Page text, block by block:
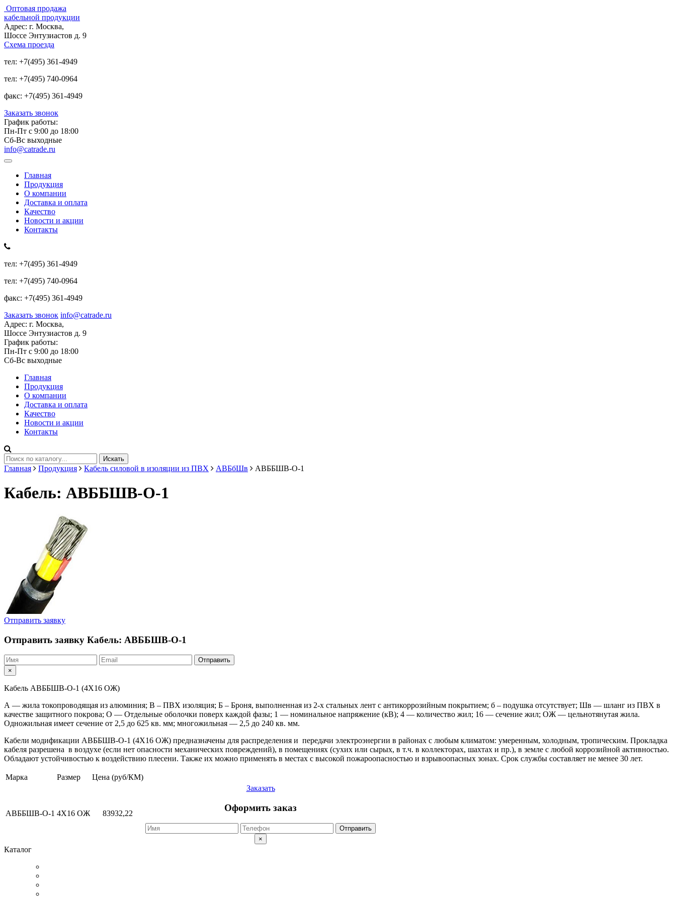
Оптовая продажа
кабельной продукции
Адрес: г. Москва,
Шоссе Энтузиастов д. 9
Схема проезда
тел: +7(495) 361-4949
тел: +7(495) 740-0964
факс: +7(495) 361-4949
Заказать звонок
График работы:
Пн-Пт с 9:00 до 18:00
Сб-Вс выходные
info@catrade.ru
Главная
Продукция
О компании
Доставка и оплата
Качество
Новости и акции
Контакты
тел: +7(495) 361-4949
тел: +7(495) 740-0964
факс: +7(495) 361-4949
Заказать звонок info@catrade.ru
Адрес: г. Москва,
Шоссе Энтузиастов д. 9
График работы:
Пн-Пт с 9:00 до 18:00
Сб-Вс выходные
Главная
Продукция
О компании
Доставка и оплата
Качество
Новости и акции
Контакты
Искать
Главная Продукция Кабель силовой в изоляции из ПВХ АВБбШв АВББШВ-О-1
Кабель: АВББШВ-О-1
Отправить заявку
Отправить заявку Кабель: АВББШВ-О-1
Отправить
×
Кабель АВББШВ-О-1 (4Х16 ОЖ)
А — жила токопроводящая из алюминия; В – ПВХ изоляция; Б – Броня, выполненная из 2-х стальных лент с антикоррозийным покрытием; б – подушка отсутствует; Шв — шланг из ПВХ в
качестве защитного покрова; О — Отдельные оболочки поверх каждой фазы; 1 — номинальное напряжение (кВ); 4 — количество жил; 16 — сечение жил; ОЖ — цельнотянутая жила.
Одножильная имеет сечение от 2,5 до 625 кв. мм; многожильная — 2,5 до 240 кв. мм.
Кабели модификации АВББШВ-О-1 (4Х16 ОЖ) предназначены для распределения и передачи электроэнергии в районах с любым климатом: умеренным, холодным, тропическим. Прокладка
кабеля разрешена в воздухе (если нет опасности механических повреждений), в помещениях (сухих или сырых, в т.ч. в коллекторах, шахтах и пр.), в земле с любой коррозийной активностью.
Обладают устойчивостью к воздействию плесени. Также их можно применять в местах с высокой пожароопасностью и взрывоопасных зонах. Срок службы составляет не менее 30 лет.
Марка Размер Цена (руб/КМ)
АВББШВ-О-1 4Х16 ОЖ 83932,22
Заказать
Оформить заказ
Отправить
×
Каталог